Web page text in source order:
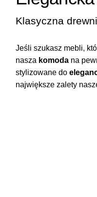
Klasyczna
Jeśli szukasz mebli,
nasza komoda na
stylizowane do
największe zalety